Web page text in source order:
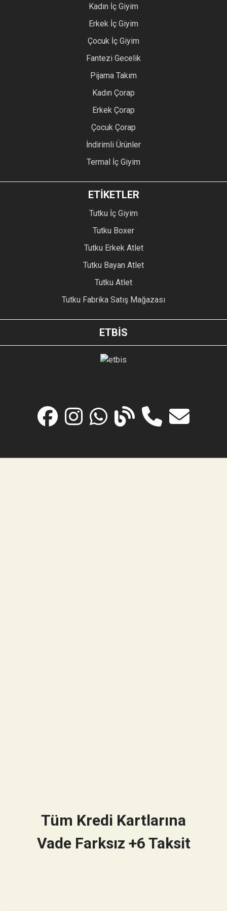
Kadın İç Giyim
Erkek İç Giyim
Çocuk İç Giyim
Fantezi Gecelik
Pijama Takım
Kadın Çorap
Erkek Çorap
Çocuk Çorap
İndirimli Ürünler
Termal İç Giyim
ETİKETLER
Tutku İç Giyim
Tutku Boxer
Tutku Erkek Atlet
Tutku Bayan Atlet
Tutku Atlet
Tutku Fabrika Satış Mağazası
ETBİS
Tüm Kredi Kartlarına
Vade Farksız +6 Taksit